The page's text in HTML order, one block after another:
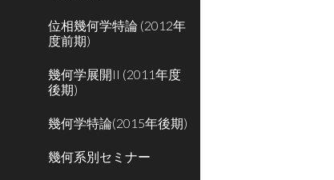
位相幾何学特論 (2012年
度前期)
幾何学展開II (2011年度
後期)
幾何学特論(2015年後期)
幾何系別セミナー